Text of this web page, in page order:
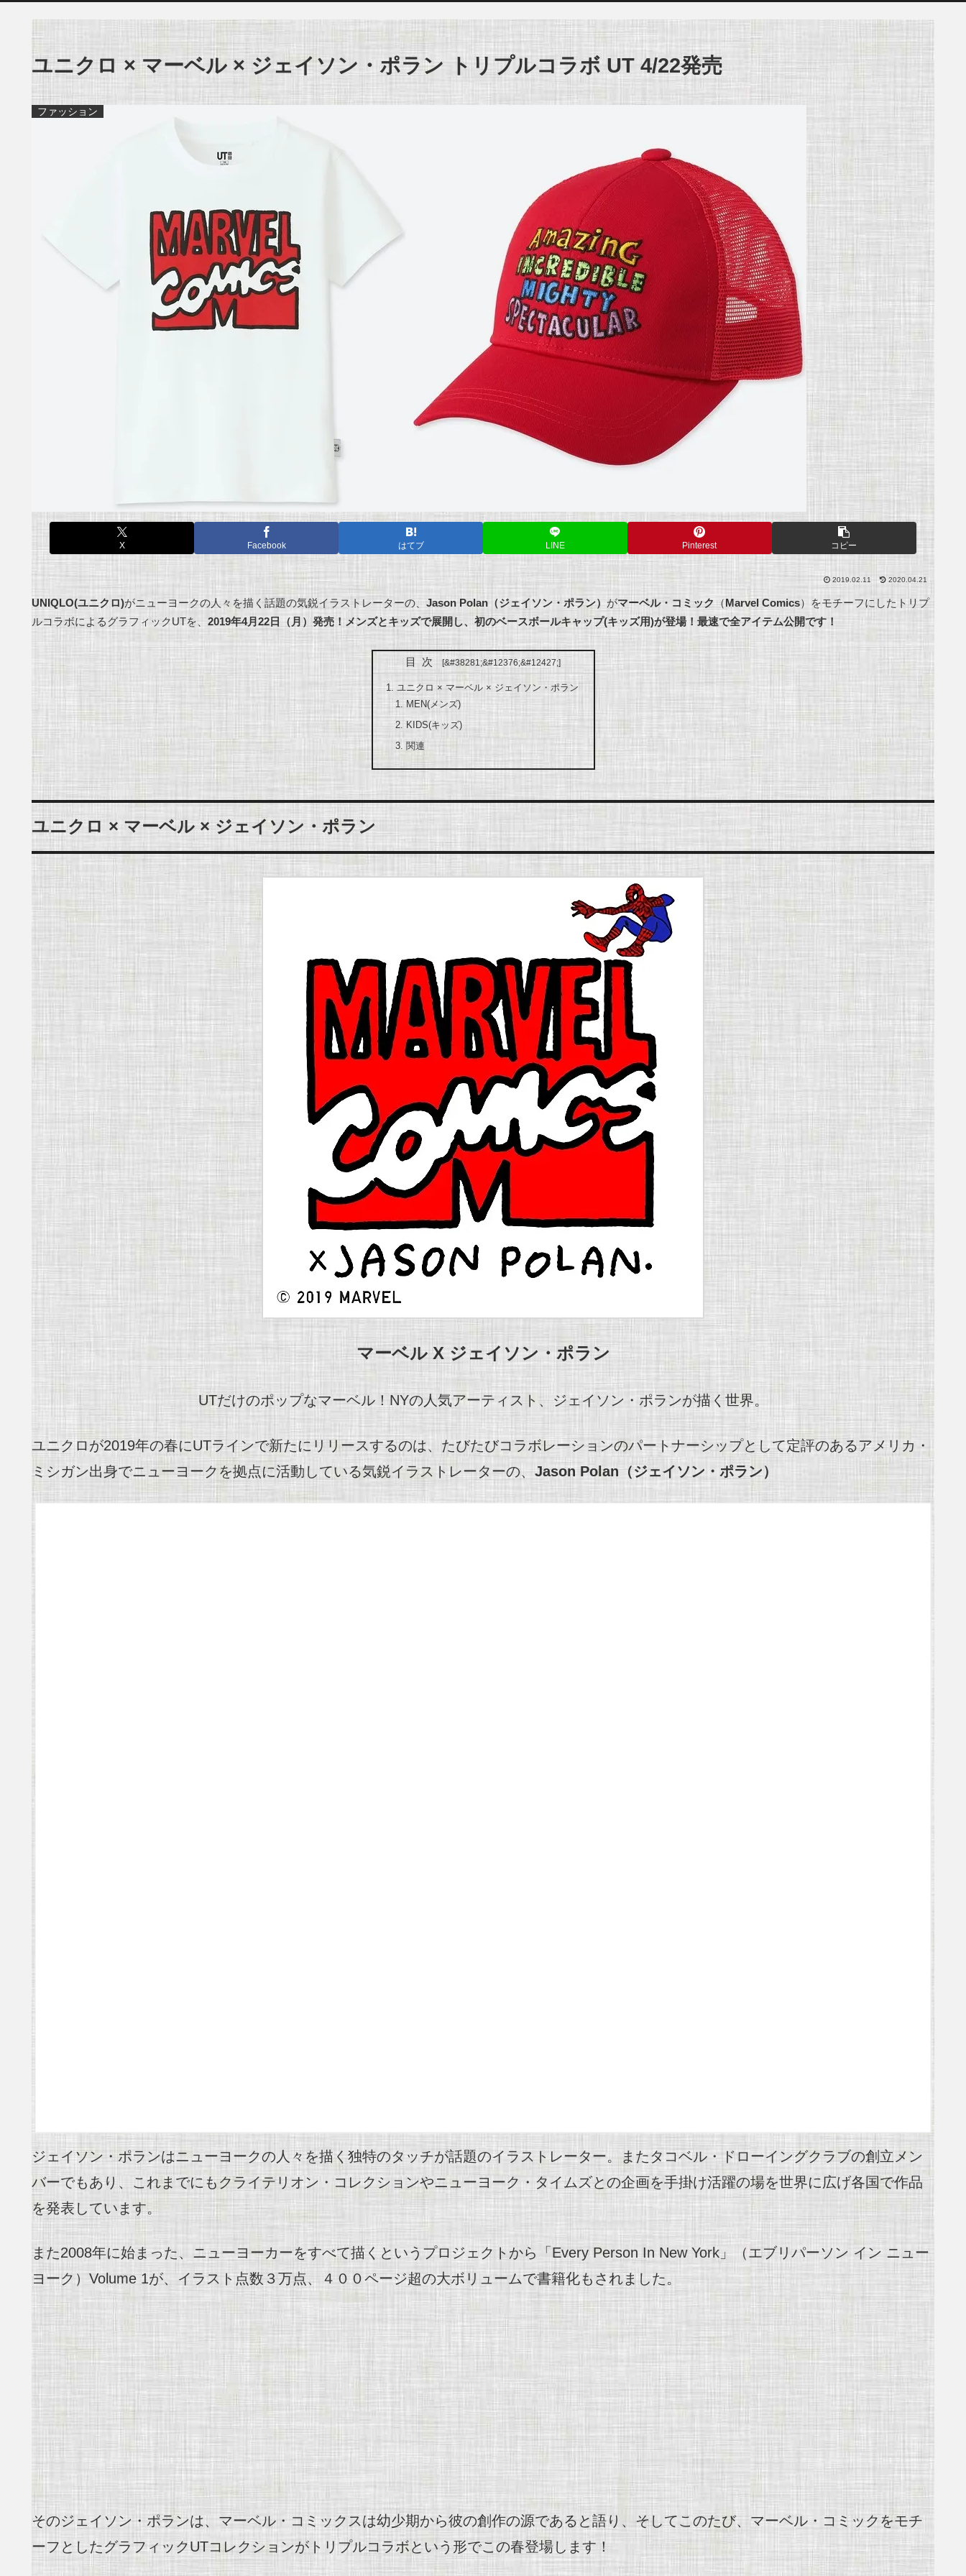
ユニクロ × マーベル × ジェイソン・ポラン トリプルコラボ UT 4/22発売
ファッション
X Facebook はてブ LINE Pinterest コピー
2019.02.11 2020.04.21
UNIQLO(ユニクロ)がニューヨークの人々を描く話題の気鋭イラストレーターの、 Jason Polan （ジェイソン・ポラン） がマーベル・コミック （Marvel Comics）をモチーフにしたトリプ
ルコラボによるグラフィックUTを、 2019年4月22日（月）発売！メンズとキッズで展開し、初のベースボールキャップ(キッズ用)が登場！最速で全アイテム公開です！
目次
ユニクロ × マーベル × ジェイソン・ポラン
MEN(メンズ)
KIDS(キッズ)
関連
ユニクロ × マーベル × ジェイソン・ポラン
マーベル X ジェイソン・ポラン
UTだけのポップなマーベル！NYの人気アーティスト、ジェイソン・ポランが描く世界。
ユニクロが2019年の春にUTラインで新たにリリースするのは、たびたびコラボレーションのパートナーシップとして定評のあるアメリカ・
ミシガン出身でニューヨークを拠点に活動している気鋭イラストレーターの、 Jason Polan （ジェイソン・ポラン）
ジェイソン・ポランはニューヨークの人々を描く独特のタッチが話題のイラストレーター。またタコベル・ドローイングクラブの創立メン
バーでもあり、これまでにもクライテリオン・コレクションやニューヨーク・タイムズとの企画を手掛け活躍の場を世界に広げ各国で作品
を発表しています。
また2008年に始まった、ニューヨーカーをすべて描くというプロジェクトから「Every Person In New York」（エブリパーソン イン ニュー
ヨーク）Volume 1が、イラスト点数３万点、４００ページ超の大ボリュームで書籍化もされました。
そのジェイソン・ポランは、マーベル・コミックスは幼少期から彼の創作の源であると語り、そしてこのたび、マーベル・コミックをモチ
ーフとしたグラフィックUTコレクションがトリプルコラボという形でこの春登場します！